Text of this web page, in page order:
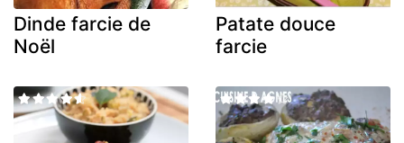
Dinde farcie de
Noël
Patate douce
farcie